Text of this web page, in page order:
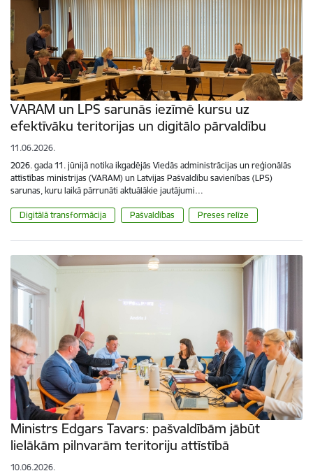
VARAM un LPS sarunās iezīmē kursu uz
efektīvāku teritorijas un digitālo pārvaldību
11.06.2026.
2026. gada 11. jūnijā notika ikgadējās Viedās administrācijas un reģionālās
attīstības ministrijas (VARAM) un Latvijas Pašvaldību savienības (LPS)
sarunas, kuru laikā pārrunāti aktuālākie jautājumi…
Digitālā transformācija Pašvaldības Preses relīze
Ministrs Edgars Tavars: pašvaldībām jābūt
lielākām pilnvarām teritoriju attīstībā
10.06.2026.